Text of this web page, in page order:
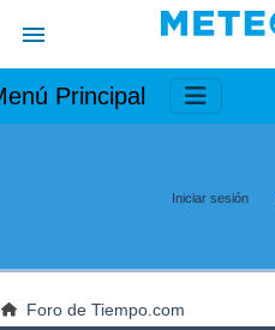
Principal
Iniciar sesión
Foro de Tiempo.com